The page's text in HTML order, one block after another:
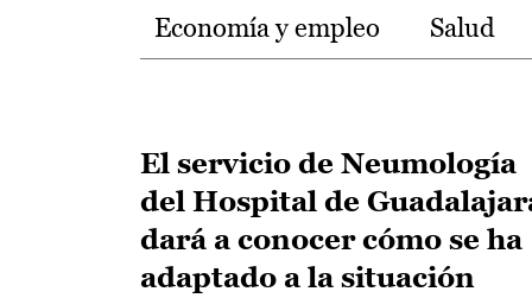
Temas
Economía y empleo Salud
El servicio de Neumología
del Hospital de
dará a conocer cómo se ha
adaptado a la situación